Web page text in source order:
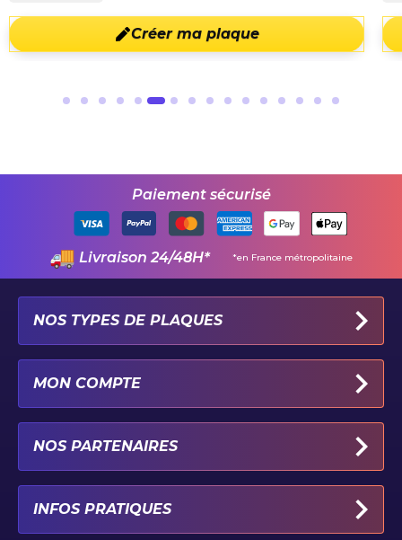
Créer ma plaque
Paiement sécurisé
Livraison 24/48H* *en France métropolitaine
NOS TYPES DE PLAQUES
PLAQUE IMMATRICULATION MOTO
PLAQUE IMMATRICULATION NOIRE
MON COMPTE
NOS PARTENAIRES
INFOS PRATIQUES